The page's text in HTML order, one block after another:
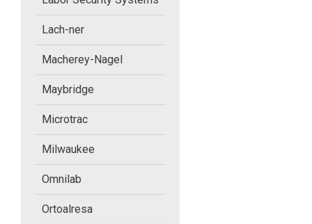
Labor Security Systems
Lach-ner
Macherey-Nagel
Maybridge
Microtrac
Milwaukee
Lach-ner
Macherey-Nagel
Maybridge
Microtrac
Milwaukee
Omnilab
Ortoalresa